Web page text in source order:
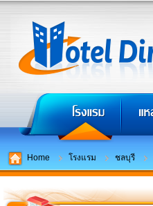
Home โรงแรม ชลบุรี